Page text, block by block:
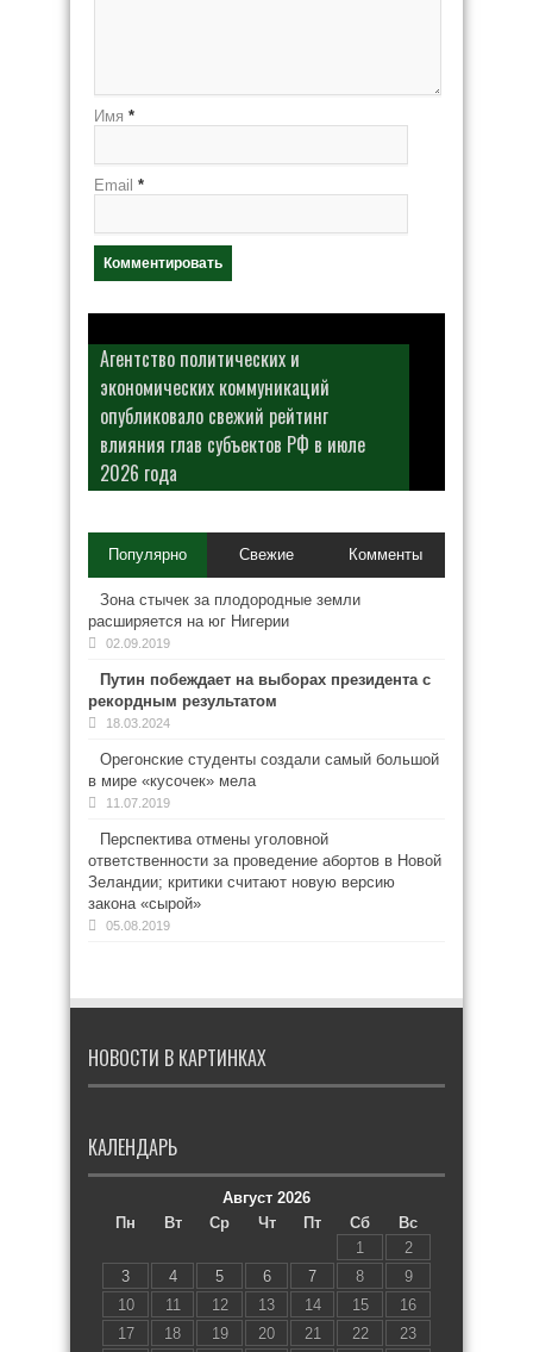
Имя *
Email *
Агентство политических и
экономических коммуникаций
опубликовало свежий рейтинг
влияния глав субъектов РФ в июле
2026 года
Популярно Свежие Комменты
Зона стычек за плодородные земли
расширяется на юг Нигерии
02.09.2019
Путин побеждает на выборах президента с
рекордным результатом
18.03.2024
Орегонские студенты создали самый большой
в мире «кусочек» мела
11.07.2019
Перспектива отмены уголовной
ответственности за проведение абортов в Новой
Зеландии; критики считают новую версию
закона «сырой»
05.08.2019
НОВОСТИ В КАРТИНКАХ
КАЛЕНДАРЬ
Август 2026
Пн
Вт Ср Чт Пт Сб
Вс
1
2
3
4 5 6 7 8
9
10
11 12 13 14 15
16
17
18 19 20 21 22 23